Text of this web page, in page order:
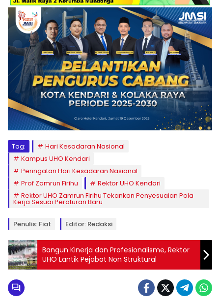
Tag:
Hari Kesadaran Nasional
Kampus UHO Kendari
Peringatan Hari Kesadaran Nasional
Prof Zamrun Firihu
Rektor UHO Kendari
Rektor UHO Zamrun Firihu Tekankan Penyesuaian Pola
Kerja Sesuai Peraturan Baru
Penulis: Fiat Editor: Redaksi
Bangun Kinerja dan Profesionalisme, Rektor
UHO Lantik Pejabat Non Struktural